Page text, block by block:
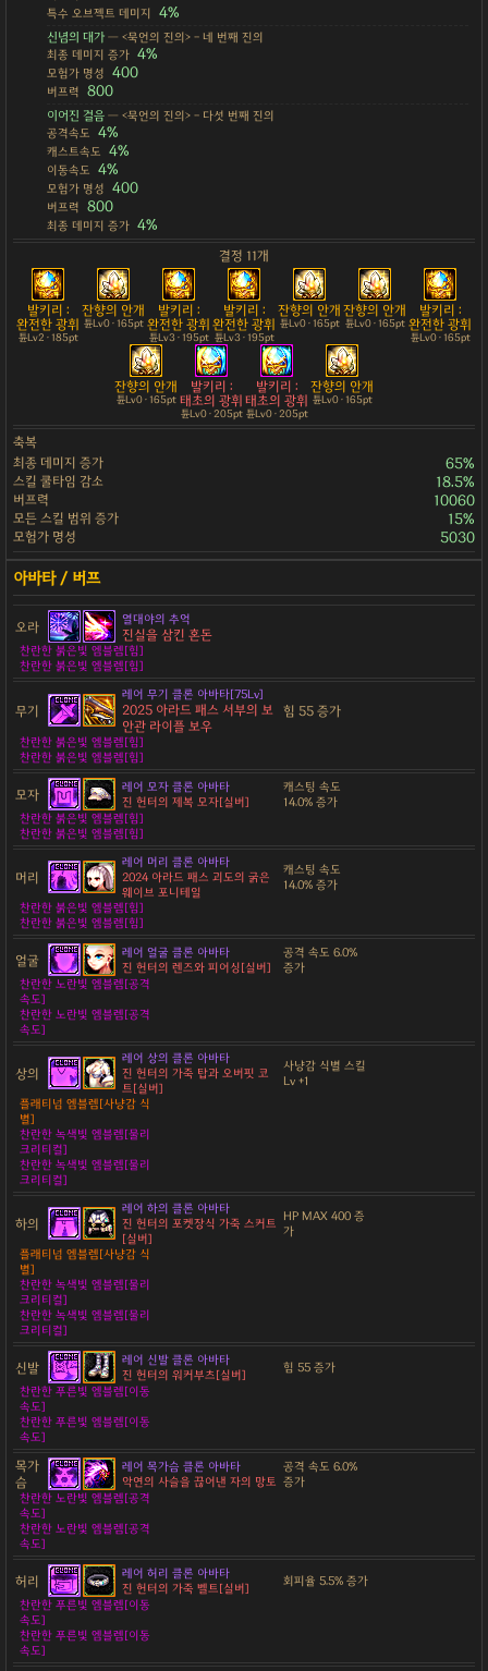
특수 오브젝트 데미지 4%
신념의 대가— <묵언의 진의> - 네 번째 진의
최종 데미지 증가 4%
모험가 명성 400
버프력 800
이어진 걸음— <묵언의 진의> - 다섯 번째 진의
공격속도
4%
캐스트속도 4%
이동속도 4%
모험가 명성 400
버프력 800
최종 데미지 증가 4%
결정 11개
발키리 :
완전한 광휘
튠Lv2 · 185pt
잔향의 안개
튠Lv0 · 165pt
발키리 :
완전한 광휘
튠Lv3 · 195pt
발키리 :
완전한 광휘
튠Lv3 · 195pt
잔향의 안개
튠Lv0 · 165pt
잔향의 안개
튠Lv0 · 165pt
발키리 :
완전한 광휘
튠Lv0 · 165pt
잔향의 안개
튠Lv0 · 165pt
발키리 :
태초의 광휘
튠Lv0 · 205pt
발키리 :
태초의 광휘
튠Lv0 · 205pt
잔향의 안개
튠Lv0 · 165pt
축복
최종 데미지 증가
65%
스킬 쿨타임 감소 18.5%
버프력 10060
모든 스킬 범위 증가 15%
모험가 명성 5030
오라 열대야의 추억
진실을 삼킨 혼돈
찬란한 붉은빛 엠블렘[힘]
찬란한 붉은빛 엠블렘[힘]
무기
레어 무기 클론 아바타[75Lv]
2025 아라드 패스 서부의 보
안관 라이플 보우
힘 55 증가
찬란한 붉은빛 엠블렘[힘]
찬란한 붉은빛 엠블렘[힘]
모자
레어 모자 클론 아바타
진 헌터의 제복 모자[실버]
캐스팅 속도
14.0% 증가
찬란한 붉은빛 엠블렘[힘]
찬란한 붉은빛 엠블렘[힘]
머리
레어 머리 클론 아바타
2024 아라드 패스 괴도의 굵은
웨이브 포니테일
캐스팅 속도
14.0% 증가
찬란한 붉은빛 엠블렘[힘]
찬란한 붉은빛 엠블렘[힘]
얼굴
레어 얼굴 클론 아바타
진 헌터의 렌즈와 피어싱[실버]
공격 속도 6.0%
증가
찬란한 노란빛 엠블렘[공격
속도]
찬란한 노란빛 엠블렘[공격
속도]
상의
레어 상의 클론 아바타
진 헌터의 가죽 탑과 오버핏 코
트[실버]
사냥감 식별 스킬
Lv +1
플래티넘 엠블렘[사냥감 식
별]
찬란한 녹색빛 엠블렘[물리
크리티컬]
찬란한 녹색빛 엠블렘[물리
크리티컬]
하의
레어 하의 클론 아바타
진 헌터의 포켓장식 가죽 스커트
[실버]
HP MAX 400 증
가
플래티넘 엠블렘[사냥감 식
별]
찬란한 녹색빛 엠블렘[물리
크리티컬]
찬란한 녹색빛 엠블렘[물리
크리티컬]
신발
레어 신발 클론 아바타
진 헌터의 워커부츠[실버]
힘 55 증가
찬란한 푸른빛 엠블렘[이동
속도]
찬란한 푸른빛 엠블렘[이동
속도]
목가
슴
레어 목가슴 클론 아바타
악연의 사슬을 끊어낸 자의 망토
공격 속도 6.0%
증가
찬란한 노란빛 엠블렘[공격
속도]
찬란한 노란빛 엠블렘[공격
속도]
허리
레어 허리 클론 아바타
진 헌터의 가죽 벨트[실버]
회피율 5.5% 증가
찬란한 푸른빛 엠블렘[이동
속도]
찬란한 푸른빛 엠블렘[이동
속도]